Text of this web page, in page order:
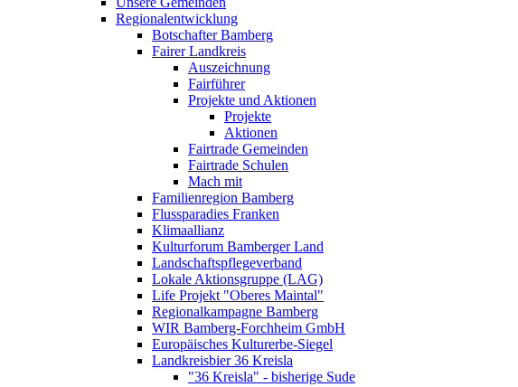
Regionalentwicklung
Botschafter Bamberg
Fairer Landkreis
Auszeichnung
Fairführer
Projekte und Aktionen
Projekte
Aktionen
Fairtrade Gemeinden
Fairtrade Schulen
Mach mit
Familienregion Bamberg
Flussparadies Franken
Klimaallianz
Kulturforum Bamberger Land
Landschaftspflegeverband
Lokale Aktionsgruppe (LAG)
Life Projekt "Oberes Maintal"
Regionalkampagne Bamberg
WIR Bamberg-Forchheim GmbH
Europäisches Kulturerbe-Siegel
Landkreisbier 36 Kreisla
"36 Kreisla" - bisherige Sude